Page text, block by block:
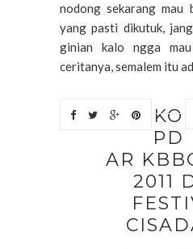
nodong sekarang mau
yang pasti dikutuk,
ginian kalo ngga
ceritanya, semalem itu
KO
PD
AR
2011